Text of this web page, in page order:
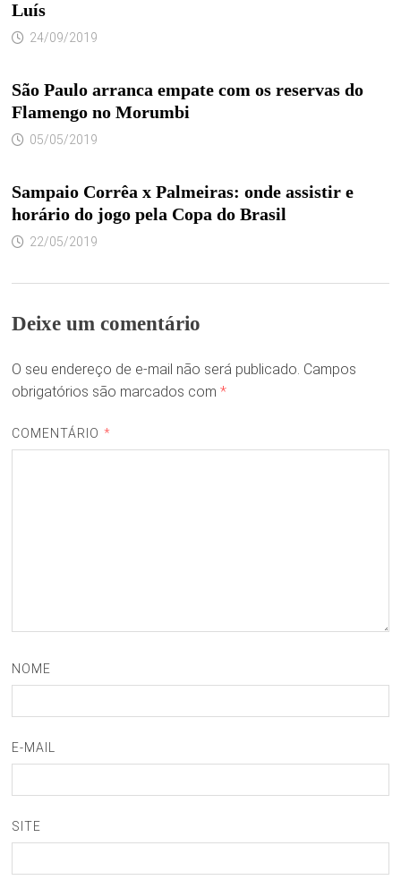
Luís
24/09/2019
São Paulo arranca empate com os reservas do
Flamengo no Morumbi
05/05/2019
Sampaio Corrêa x Palmeiras: onde assistir e
horário do jogo pela Copa do Brasil
22/05/2019
Deixe um comentário
O seu endereço de e-mail não será publicado. Campos
obrigatórios são marcados com *
COMENTÁRIO *
NOME
E-MAIL
SITE